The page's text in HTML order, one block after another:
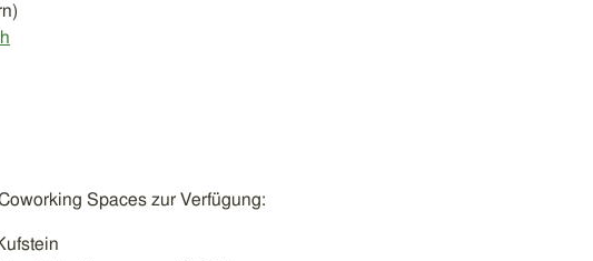
Spaces zur Verfügung: